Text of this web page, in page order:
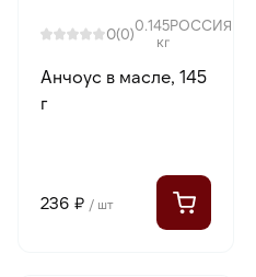
0(0)0.145
кг
РОССИЯ
Анчоус в масле, 145
г
236 ₽ / шт